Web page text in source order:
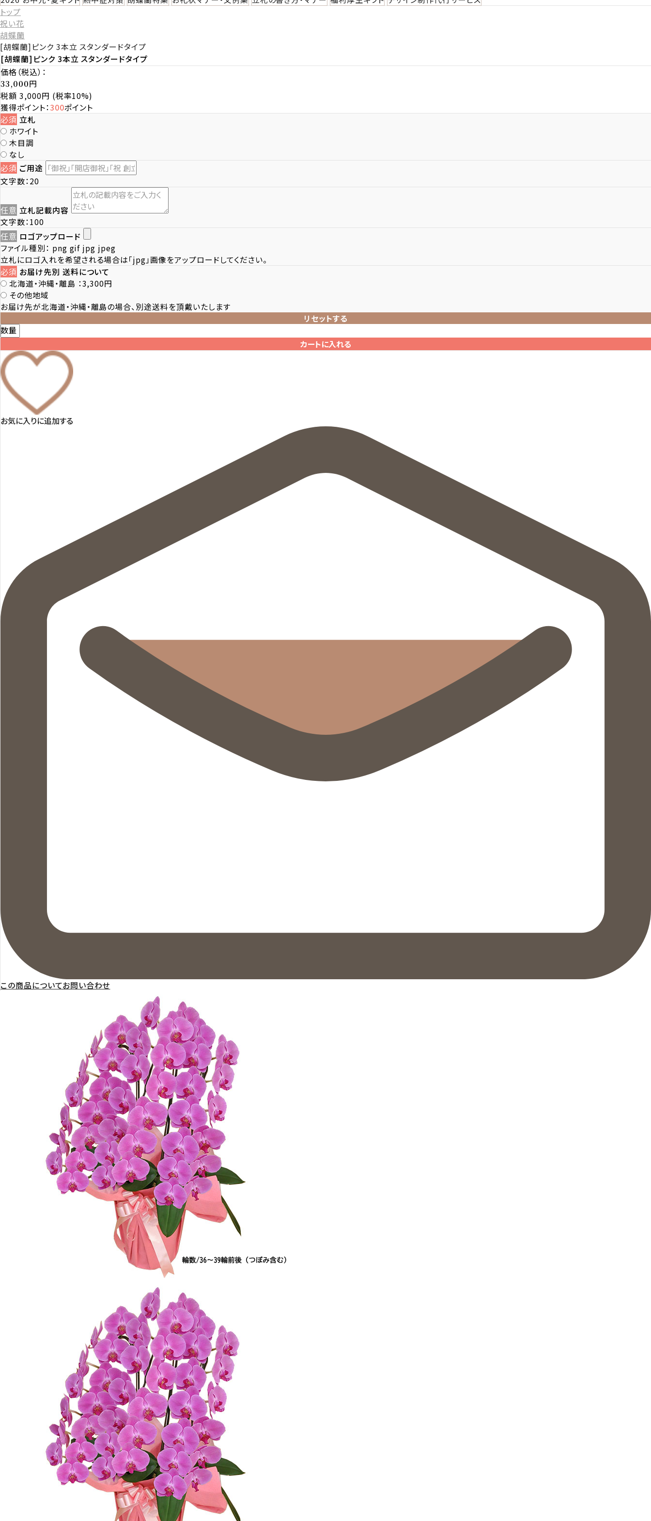
トップ
祝い花
胡蝶蘭
[胡蝶蘭]ピンク 3本立 スタンダードタイプ
[胡蝶蘭]ピンク 3本立 スタンダードタイプ
価格（税込）：
33,000円
税額 3,000円 (税率10%)
獲得ポイント：300ポイント
必須 立札
ホワイト
木目調
なし
必須 ご用途
文字数：20
任意 立札記載内容
文字数：100
任意 ロゴアップロード
ファイル種別： png gif jpg jpeg
立札にロゴ入れを希望される場合は「jpg」画像をアップロードしてください。
必須 お届け先別 送料について
北海道・沖縄・離島 ：3,300円
その他地域
お届け先が北海道・沖縄・離島の場合、別途送料を頂戴いたします
リセットする
数量
カートに入れる
お気に入りに追加する
この商品についてお問い合わせ